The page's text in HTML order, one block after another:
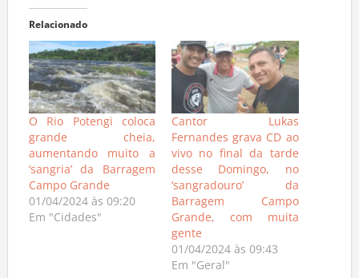
Relacionado
O Rio Potengi coloca
grande cheia,
aumentando muito a
‘sangria’ da Barragem
Campo Grande
01/04/2024 às 09:20
Em "Cidades"
Cantor Lukas
Fernandes grava CD ao
vivo no final da tarde
desse Domingo, no
‘sangradouro’ da
Barragem Campo
Grande, com muita
gente
01/04/2024 às 09:43
Em "Geral"